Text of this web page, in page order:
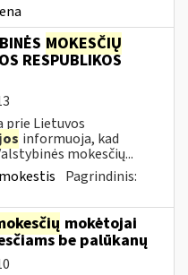
MOKESČIŲ
RESPUBLIKOS
prie Lietuvos
informuoja, kad
mokesčių...
Pagrindinis:
mokėtojai
be palūkanų